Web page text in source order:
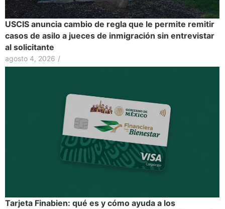
USCIS anuncia cambio de regla que le permite remitir
casos de asilo a jueces de inmigración sin entrevistar
al solicitante
agosto 4, 2026 /
Tarjeta Finabien: qué es y cómo ayuda a los